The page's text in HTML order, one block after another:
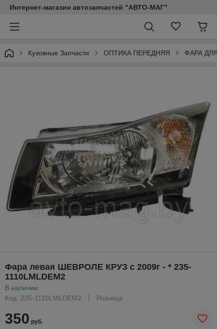
Интернет-магазин автозапчастей "АВТО-МАГ"
Кузовные Запчасти ОПТИКА ПЕРЕДНЯЯ ФАРА
Фара левая ШЕВРОЛЕ КРУЗ с 2009г - * 235-
1110LMLDEM2
В наличии
Код: 235-1110LMLDEM2
Розница
350 руб.